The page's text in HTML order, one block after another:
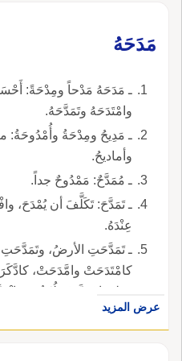
مَدَحَهُ
ـ مَدَحَهُ مَدْحاً ومِدْحَةً:
وامْتَدَحَهُ وتَمَدَّحَهُ.
ـ مَدِيحُ ومِدْحَةُ وأُمْدُوحَةُ:
وأماديحُ.
ـ مُمَدَّحٌ: مَمْدُوحٌ جداً.
ـ تَمَدَّحَ: تَكَلَّفَ أن يُمْدَحَ،
عِنْدَهُ.
ـ تَمَدَّحَتِ الأرضُ، وتَمَدَّحَتِ
كامْتَدَحَتْ وامَّدَحَتْ،
قولِهِ: امْدَحَّتْ، لُغَةٌ في
عرض المزيد